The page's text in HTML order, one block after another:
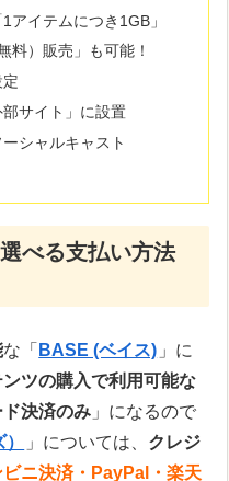
アイテムにつき1GB」
料）販売」も可能！
部サイト」に設置
シャルキャスト
べる支払い方法
な「 BASE (ベイス) 」に
ツの購入で利用可能な
決済のみ 」になるので
」については、 クレジ
ビニ決済・PayPal・楽天